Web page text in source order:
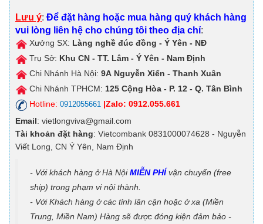
Lưu ý: Để đặt hàng hoặc mua hàng quý khách hàng
vui lòng liên hệ cho chúng tôi theo địa chỉ:
Xưởng SX: Làng nghề đúc đồng - Ý Yên - NĐ
Trụ Sở: Khu CN - TT. Lâm - Ý Yên - Nam Định
Chi Nhánh Hà Nội: 9A Nguyễn Xiển - Thanh Xuân
Chi Nhánh TPHCM: 125 Cộng Hòa - P. 12 - Q. Tân Bình
Hotline: 0912055661 |Zalo: 0912.055.661
Email: vietlongviva@gmail.com
Tài khoản đặt hàng: Vietcombank 0831000074628 - Nguyễn
Viết Long, CN Ý Yên, Nam Định
- Với khách hàng ở Hà NộiMIỄN PHÍ vận chuyển (free
ship) trong phạm vi nội thành.
- Với Khách hàng ở các tỉnh lân cận hoặc ở xa (Miền
Trung, Miền Nam) Hàng sẽ được đóng kiện đảm bảo -